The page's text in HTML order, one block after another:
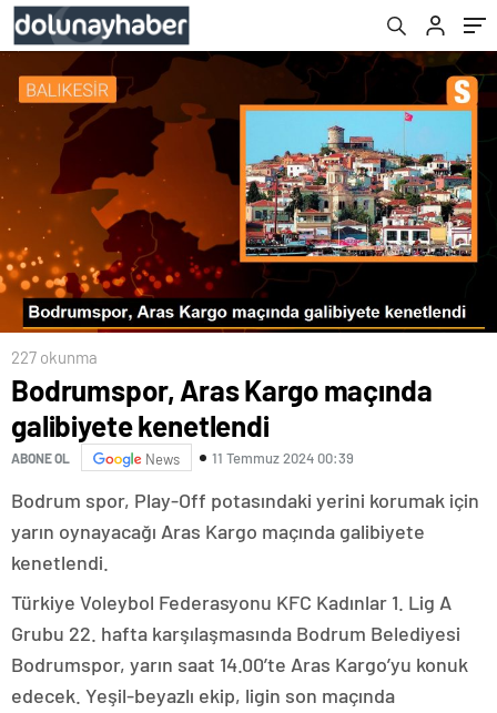
227 okunma
Bodrumspor, Aras Kargo maçında
galibiyete kenetlendi
ABONE OL News 11 Temmuz 2024 00:39
Bodrum spor, Play-Off potasındaki yerini korumak için
yarın oynayacağı Aras Kargo maçında galibiyete
kenetlendi.
Türkiye Voleybol Federasyonu KFC Kadınlar 1. Lig A
Grubu 22. hafta karşılaşmasında Bodrum Belediyesi
Bodrumspor, yarın saat 14.00’te Aras Kargo’yu konuk
edecek. Yeşil-beyazlı ekip, ligin son maçında